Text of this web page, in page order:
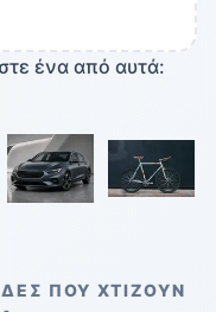
ένα από αυτά:
ΠΟΥ ΧΤΊΖΟΥΝ